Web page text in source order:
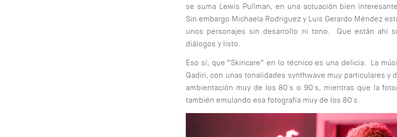
se suma Lewis Pullman, en una actuación bien
Sin embargo Michaela Rodriguez y Luis Gerardo Méndez
unos personajes sin desarrollo ni tono. Que están ahí
diálogos y listo.
Eso sí, que “Skincare” en lo técnico es una delicia. La
Qadiri, con unas tonalidades synthwave muy particulares y
ambientación muy de los 80´s o 90´s, mientras que la
también emulando esa fotografía muy de los 80´s.